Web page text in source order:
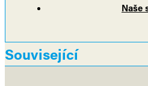
Naše
Související